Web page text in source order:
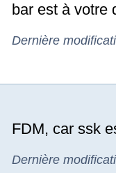
bar est à votre
Dernière
FDM, car ssk
Dernière